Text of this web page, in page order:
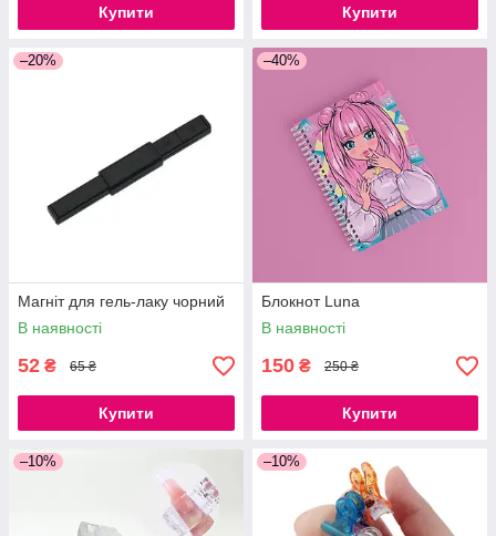
Купити Купити
–20%
Магніт для гель-лаку чорний
В наявності
52 ₴ 65 ₴
Купити
–40%
Блокнот Luna
В наявності
150 ₴ 250 ₴
Купити
–10% –10%